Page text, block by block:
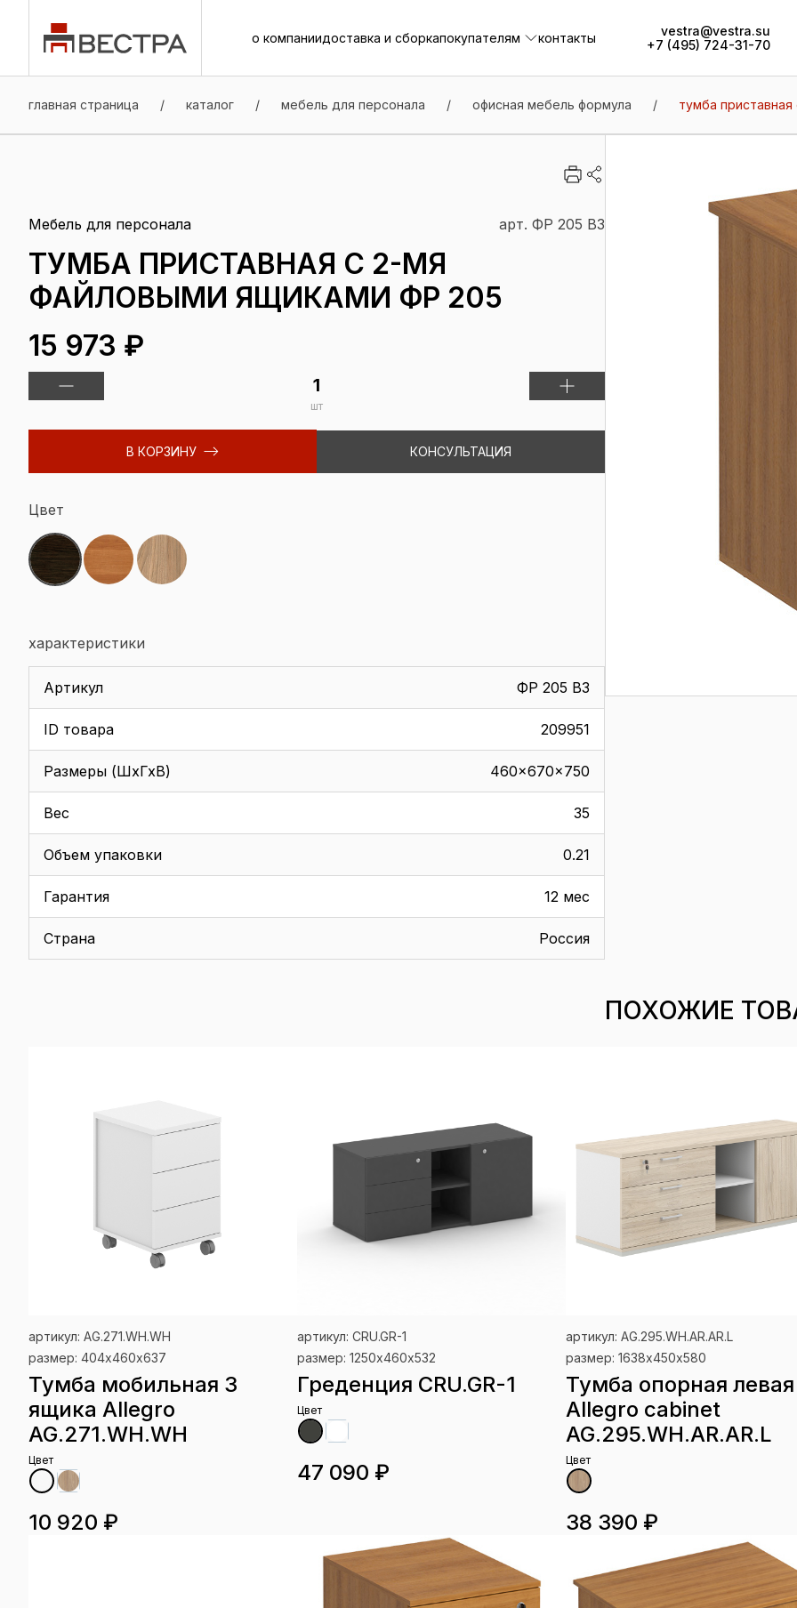
о компаниидоставка и сборкапокупателям
контакты
vestra@vestra.su
+7 (495) 724-31-70
главная страница / каталог / мебель для персонала / офисная мебель формула / тумба
Мебель для персонала арт. ФР 205 ВЗ
ТУМБА ПРИСТАВНАЯ С 2-МЯ
ФАЙЛОВЫМИ ЯЩИКАМИ ФР 205
15 973 ₽
шт
В КОРЗИНУ КОНСУЛЬТАЦИЯ
Цвет
характеристики
Артикул ФР 205 ВЗ
ID товара 209951
Размеры (ШхГхВ) 460x670x750
Вес 35
Объем упаковки 0.21
Гарантия 12 мес
Страна Россия
ПОХОЖИЕ
артикул: AG.271.WH.WH
размер: 404х460х637
Тумба мобильная 3
ящика Allegro
AG.271.WH.WH
Цвет
10 920 ₽
артикул: CRU.GR-1
размер: 1250х460х532
Греденция CRU.GR-1
Цвет
47 090 ₽
артикул: AG.295.WH.AR.AR.L
размер: 1638х450х580
Тумба опорная левая
Allegro cabinet
AG.295.WH.AR.AR.L
Цвет
38 390 ₽